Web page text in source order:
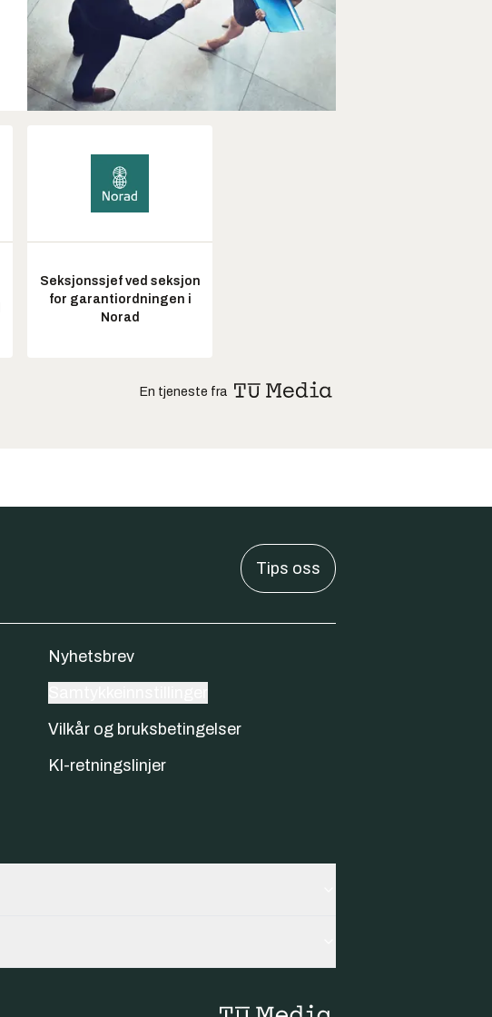
Seksjonssjef ved seksjon
for garantiordningen i
Norad
En tjeneste fra
Tips oss
Nyhetsbrev
Vilkår og bruksbetingelser
KI-retningslinjer